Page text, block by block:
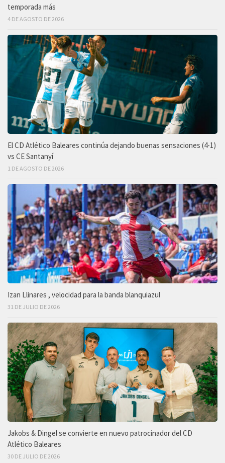
temporada más
4 DE AGOSTO DE 2026
El CD Atlético Baleares continúa dejando buenas sensaciones (4-1)
vs CE Santanyí
1 DE AGOSTO DE 2026
Izan Llinares , velocidad para la banda blanquiazul
31 DE JULIO DE 2026
Jakobs & Dingel se convierte en nuevo patrocinador del CD
Atlético Baleares
30 DE JULIO DE 2026